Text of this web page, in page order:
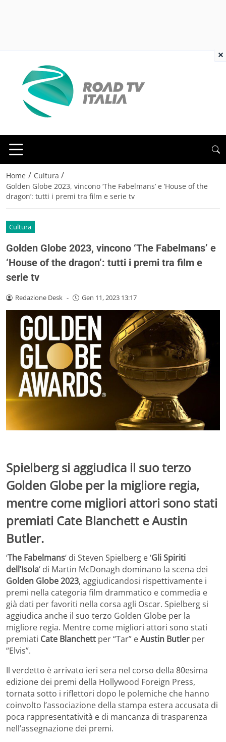
Home / Cultura /
Golden Globe 2023, vincono ‘The Fabelmans’ e ‘House of the
dragon’: tutti i premi tra film e serie tv
Cultura
Golden Globe 2023, vincono ‘The Fabelmans’ e
‘House of the dragon’: tutti i premi tra film e
serie tv
Redazione Desk - Gen 11, 2023 13:17
Spielberg si aggiudica il suo terzo
Golden Globe per la migliore regia,
mentre come migliori attori sono stati
premiati Cate Blanchett e Austin
Butler.
‘The Fabelmans‘ di Steven Spielberg e ‘Gli Spiriti
dell’Isola‘ di Martin McDonagh dominano la scena dei
Golden Globe 2023, aggiudicandosi rispettivamente i
premi nella categoria film drammatico e commedia e
già dati per favoriti nella corsa agli Oscar. Spielberg si
aggiudica anche il suo terzo Golden Globe per la
migliore regia. Mentre come migliori attori sono stati
premiati Cate Blanchett per “Tar” eAustin Butler per
“Elvis”.
Il verdetto è arrivato ieri sera nel corso della 80esima
edizione dei premi della Hollywood Foreign Press,
tornata sotto i riflettori dopo le polemiche che hanno
coinvolto l’associazione della stampa estera accusata di
poca rappresentatività e di mancanza di trasparenza
nell’assegnazione dei premi.
×